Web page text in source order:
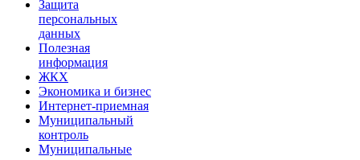
Защита
персональных
данных
Полезная
информация
ЖКХ
Экономика и бизнес
Интернет-приемная
Муниципальный
контроль
Муниципальные